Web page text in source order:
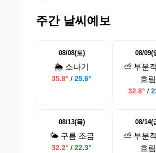
주간 날씨예보
08/08(토)
🌦️ 소나기
35.8° / 25.6°
08/09(
⛅ 부분
흐림
32.8° /
08/13(목)
🌤️ 구름 조금
32.2° / 22.3°
08/14(
⛅ 부분
흐림